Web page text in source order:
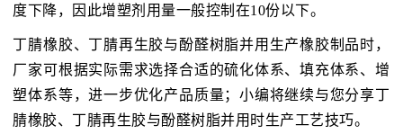
度下降，因此增塑剂用量一般控制在10份以下。
丁腈橡胶、丁腈再生胶与酚醛树脂并用生产橡胶制品时，
厂家可根据实际需求选择合适的硫化体系、填充体系、增
塑体系等，进一步优化产品质量；小编将继续与您分享丁
腈橡胶、丁腈再生胶与酚醛树脂并用时生产工艺技巧。